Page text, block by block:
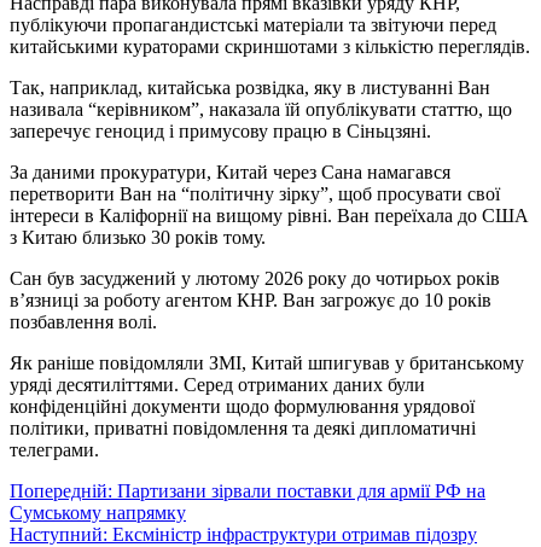
публікуючи пропагандистські матеріали та звітуючи перед
китайськими кураторами скриншотами з кількістю переглядів.
Так, наприклад, китайська розвідка, яку в листуванні Ван
називала “керівником”, наказала їй опублікувати статтю, що
заперечує геноцид і примусову працю в Сіньцзяні.
За даними прокуратури, Китай через Сана намагався
перетворити Ван на “політичну зірку”, щоб просувати свої
інтереси в Каліфорнії на вищому рівні. Ван переїхала до США
з Китаю близько 30 років тому.
Сан був засуджений у лютому 2026 року до чотирьох років
в’язниці за роботу агентом КНР. Ван загрожує до 10 років
позбавлення волі.
Як раніше повідомляли ЗМІ, Китай шпигував у британському
уряді десятиліттями. Серед отриманих даних були
конфіденційні документи щодо формулювання урядової
політики, приватні повідомлення та деякі дипломатичні
телеграми.
Навігація
записів
Попередній: Партизани зірвали поставки для армії РФ на
Сумському напрямку
Наступний: Ексміністр інфраструктури отримав підозру